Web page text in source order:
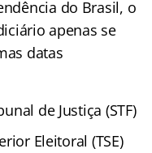
do Brasil, o
apenas se
datas
de Justiça (STF)
Eleitoral (TSE)